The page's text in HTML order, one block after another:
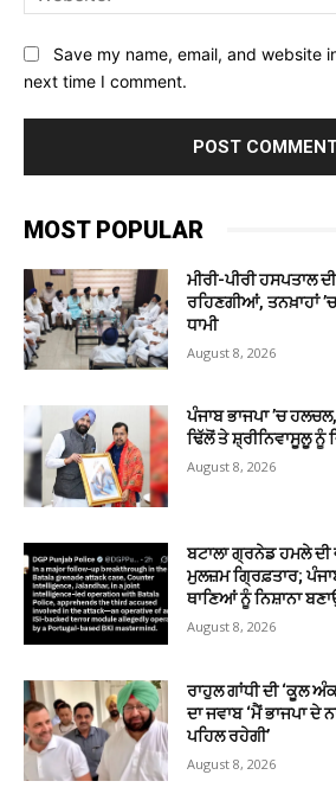
Save my name, email, and website
next time I comment.
MOST POPULAR
ਮੀਰੀ-ਪੀਰੀ ਹਸਪਤਾਲ
ਰਹਿਣਗੀਆਂ, ਤਨਖ਼ਾਹਾਂ
ਧਾਮੀ
August 8, 2026
ਪੰਜਾਬ ਭਾਜਪਾ ’ਚ
ਢਿੱਲੋਂ ਤੇ ਸ਼੍ਰੀਨਿਵਾਸੂਲੂ ਨੂੰ
August 8, 2026
ਬਟਾਲਾ ਗ੍ਰਨੇਡ ਹਮਲੇ ਦੀ
ਮੁਲਜ਼ਮ ਗ੍ਰਿਫ਼ਤਾਰ;
ਥਾਣਿਆਂ ਨੂੰ ਨਿਸ਼ਾਨਾ
August 8, 2026
ਰਾਹੁਲ ਗਾਂਧੀ ਦੀ ‘ਕੂਲ
ਦਾ ਜਵਾਬ ‘ਮੈਂ ਭਾਜਪਾ ਦੇ
ਪਹਿਲ ਰਹੇਗੀ’
August 8, 2026